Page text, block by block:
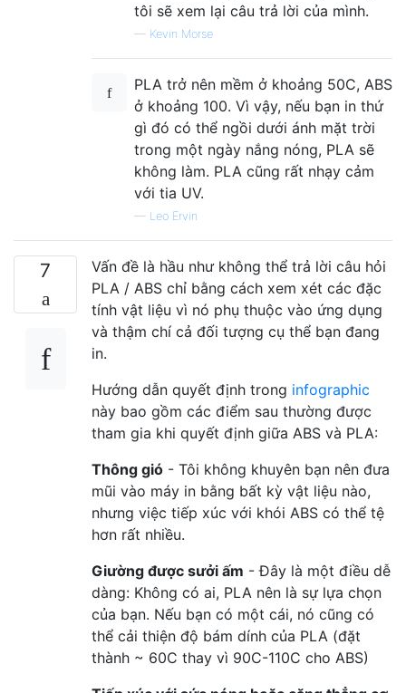
tôi sẽ xem lại câu trả lời của mình.
— Kevin Morse
PLA trở nên mềm ở khoảng 50C, ABS
ở khoảng 100. Vì vậy, nếu bạn in thứ
gì đó có thể ngồi dưới ánh mặt trời
trong một ngày nắng nóng, PLA sẽ
không làm. PLA cũng rất nhạy cảm
với tia UV.
— Leo Ervin
7
Vấn đề là hầu như không thể trả lời câu hỏi
PLA / ABS chỉ bằng cách xem xét các đặc
tính vật liệu vì nó phụ thuộc vào ứng dụng
và thậm chí cả đối tượng cụ thể bạn đang
in.
Hướng dẫn quyết định trong infographic
này bao gồm các điểm sau thường được
tham gia khi quyết định giữa ABS và PLA:
Thông gió - Tôi không khuyên bạn nên đưa
mũi vào máy in bằng bất kỳ vật liệu nào,
nhưng việc tiếp xúc với khói ABS có thể tệ
hơn rất nhiều.
Giường được sưởi ấm - Đây là một điều dễ
dàng: Không có ai, PLA nên là sự lựa chọn
của bạn. Nếu bạn có một cái, nó cũng có
thể cải thiện độ bám dính của PLA (đặt
thành ~ 60C thay vì 90C-110C cho ABS)